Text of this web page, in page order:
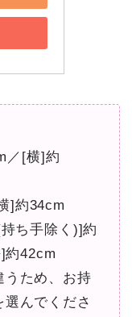
／[横]約
]約34cm
ち手除く)]約
約42cm
ため、お持
んでくださ